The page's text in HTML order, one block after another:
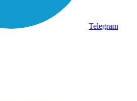
Telegram